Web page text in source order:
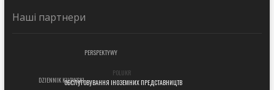
Наші партнери
DZIENNIK KIJOWSKI
PERSPEKTYWY
POLUKR
ОБСЛУГОВУВАННЯ ІНОЗЕМНИХ ПРЕДСТАВНИЦТВ